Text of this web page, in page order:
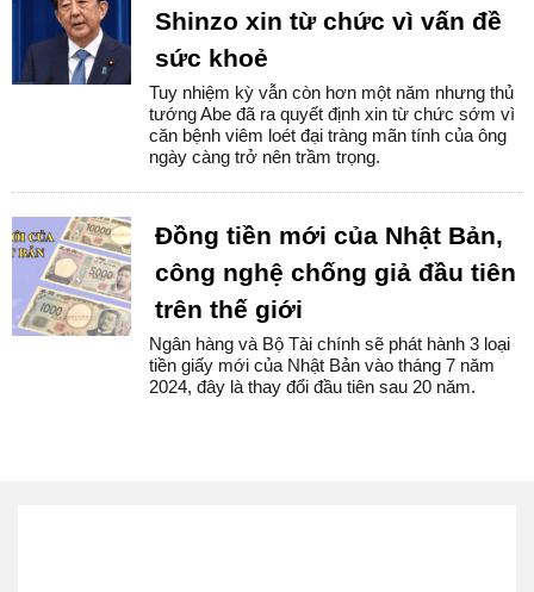
Shinzo xin từ chức vì vấn đề
sức khoẻ
Tuy nhiệm kỳ vẫn còn hơn một năm nhưng thủ
tướng Abe đã ra quyết định xin từ chức sớm vì
căn bệnh viêm loét đại tràng mãn tính của ông
ngày càng trở nên trầm trọng.
Đồng tiền mới của Nhật Bản,
công nghệ chống giả đầu tiên
trên thế giới
Ngân hàng và Bộ Tài chính sẽ phát hành 3 loại
tiền giấy mới của Nhật Bản vào tháng 7 năm
2024, đây là thay đổi đầu tiên sau 20 năm.